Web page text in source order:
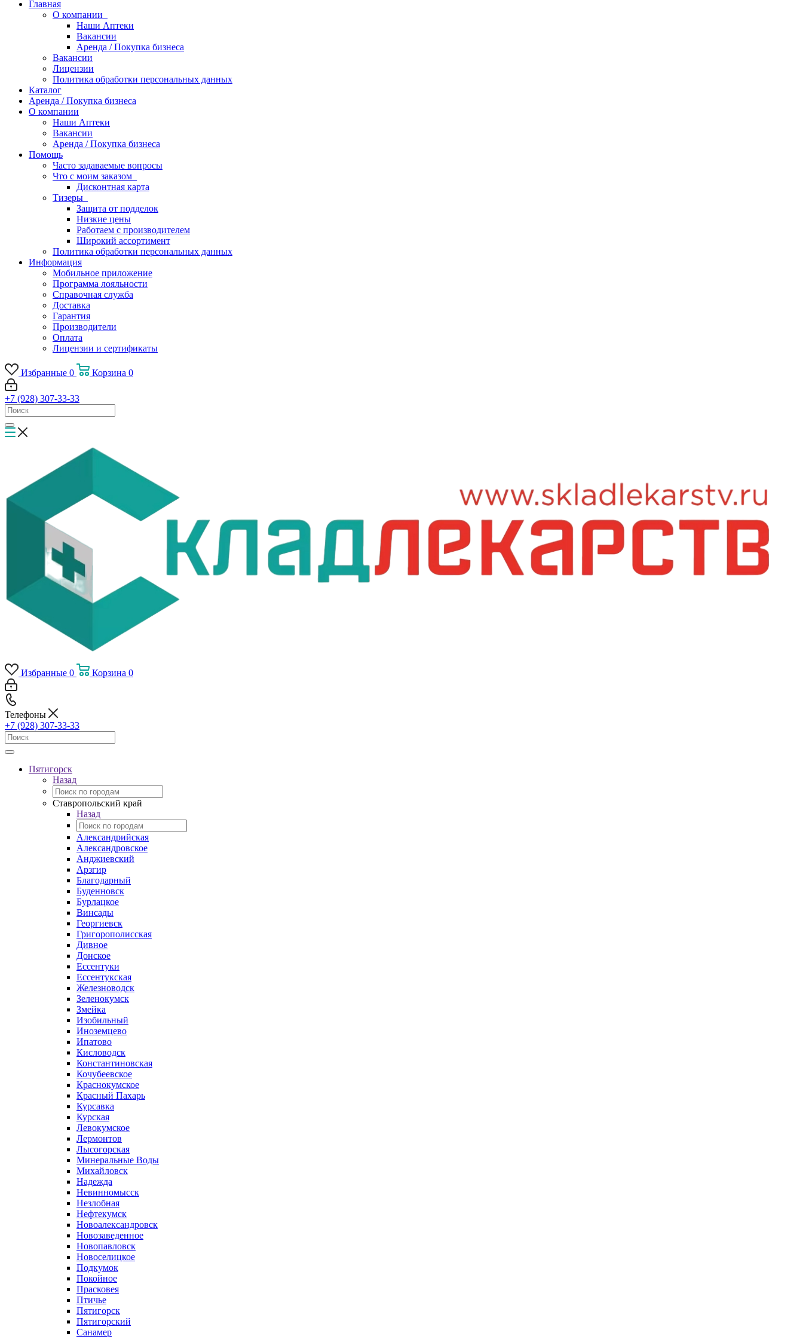
Главная
О компании
Наши Аптеки
Вакансии
Аренда / Покупка бизнеса
Вакансии
Лицензии
Политика обработки персональных данных
Каталог
Аренда / Покупка бизнеса
О компании
Наши Аптеки
Вакансии
Аренда / Покупка бизнеса
Помощь
Часто задаваемые вопросы
Что с моим заказом
Дисконтная карта
Тизеры
Защита от подделок
Низкие цены
Работаем с производителем
Широкий ассортимент
Политика обработки персональных данных
Информация
Мобильное приложение
Программа лояльности
Справочная служба
Доставка
Гарантия
Производители
Оплата
Лицензии и сертификаты
Избранные 0 Корзина 0
+7 (928) 307-33-33
Избранные 0 Корзина 0
Телефоны
+7 (928) 307-33-33
Пятигорск
Назад
Ставропольский край
Назад
Александрийская
Александровское
Анджиевский
Арзгир
Благодарный
Буденновск
Бурлацкое
Винсады
Георгиевск
Григорополисская
Дивное
Донское
Ессентуки
Ессентукская
Железноводск
Зеленокумск
Змейка
Изобильный
Иноземцево
Ипатово
Кисловодск
Константиновская
Кочубеевское
Краснокумское
Красный Пахарь
Курсавка
Курская
Левокумское
Лермонтов
Лысогорская
Минеральные Воды
Михайловск
Надежда
Невинномысск
Незлобная
Нефтекумск
Новоалександровск
Новозаведенное
Новопавловск
Новоселицкое
Подкумок
Покойное
Прасковея
Птичье
Пятигорск
Пятигорский
Санамер